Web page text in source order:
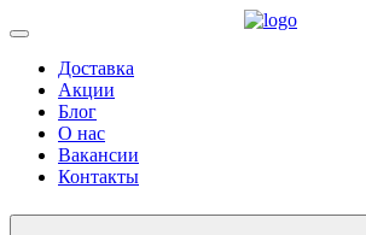
Доставка
Акции
Блог
О нас
Вакансии
Контакты